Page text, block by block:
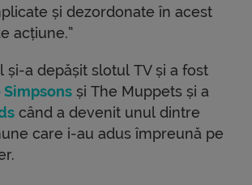
și dezordonate în acest
acțiune.”
și-a depășit slotul TV și a fost
Simpsons și The Muppets și a
când a devenit unul dintre
care i-au adus împreună pe